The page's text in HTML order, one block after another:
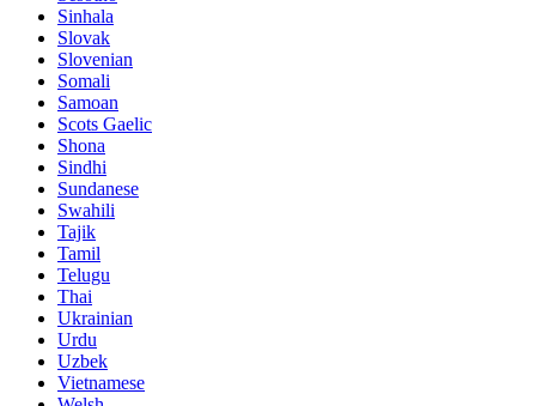
Sinhala
Slovak
Slovenian
Somali
Samoan
Scots Gaelic
Shona
Sindhi
Sundanese
Swahili
Tajik
Tamil
Telugu
Thai
Ukrainian
Urdu
Uzbek
Vietnamese